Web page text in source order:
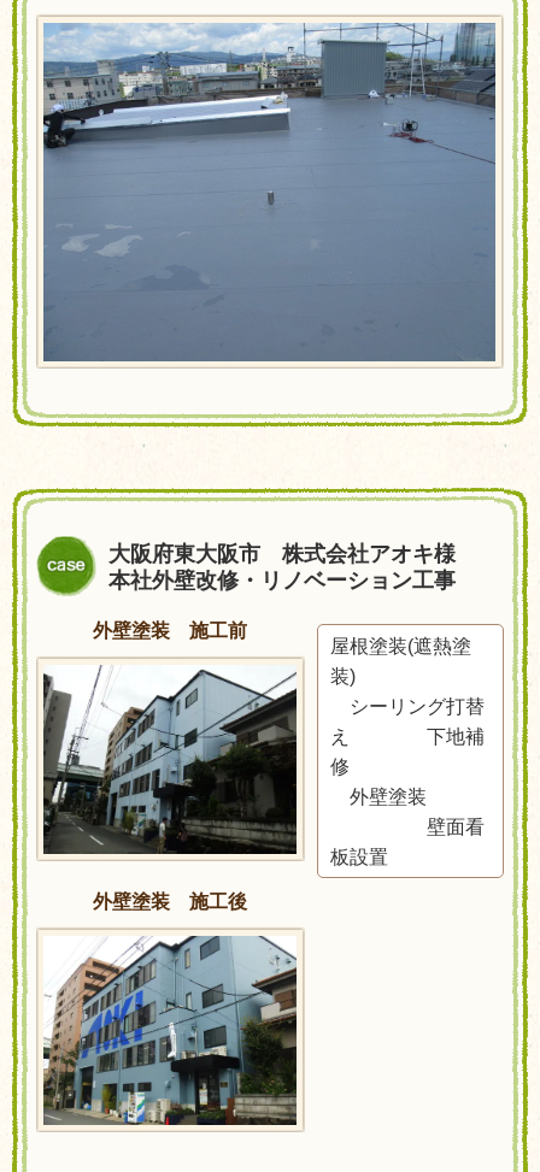
大阪府東大阪市 株式会社アオキ様
本社外壁改修・リノベーション工事
屋根塗装(遮熱塗
装)
シーリング打替
え 下地補
修
外壁塗装
壁面看
板設置
外壁塗装 施工前
外壁塗装 施工後